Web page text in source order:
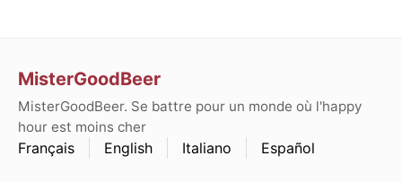
MisterGoodBeer
MisterGoodBeer. Se battre pour un monde où l'happy
hour est moins cher
Français English Italiano Español